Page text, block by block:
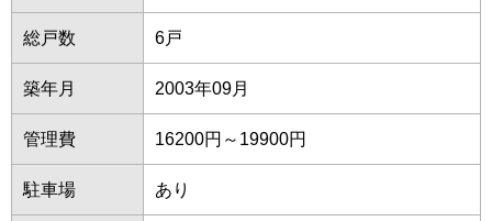
総戸数 6戸
築年月 2003年09月
管理費 16200円～19900円
駐車場 あり